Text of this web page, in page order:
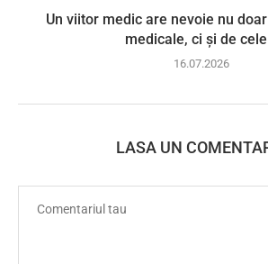
Un viitor medic are nevoie nu
medicale, ci și de
16.07.2026
LASA UN